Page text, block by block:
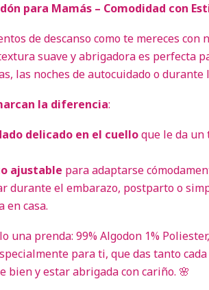
para Mamás – Comodidad con
de descanso como te mereces con
suave y abrigadora es perfecta
las noches de autocuidado o durante
la diferencia:
delicado en el cuelloque le da un
ajustable para adaptarse
durante el embarazo, postparto o
en casa.
una prenda: 99% Algodon 1%
para ti, que das tanto cada
bien y estar abrigada con cariño. 🌸